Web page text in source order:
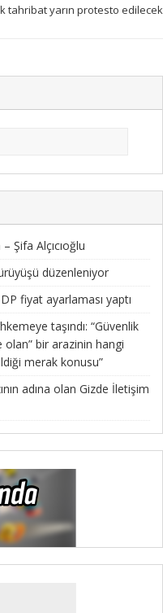
tahribat yarın protesto edilecek
Şifa Alçıcıoğlu
düzenleniyor
fiyat ayarlaması yaptı
taşındı: “Güvenlik
olan” bir arazinin hangi
merak konusu”
adına olan Gizde İletişim